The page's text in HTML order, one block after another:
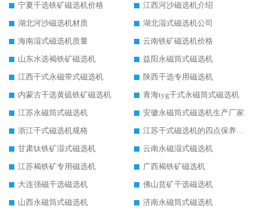
宁夏干选铁矿磁选机价格
江西河沙磁选机介绍
湖北河沙磁选机材质
湖北湿式磁选机公司
海南湿式磁选机质量
云南铁矿磁选机价格
山东水选褐铁矿磁选机
益阳永磁筒式磁选机
江西干式永磁带式磁选机
陕西干选专用磁选机
内蒙古干选黄硫铁矿磁选机
青海tyg干式永磁筒式磁选机
江苏永磁筒式磁选机
安徽永磁筒式磁选机生产厂家
浙江干式磁选机规格
江苏干式磁选机的四点保养秘籍
甘肃钛铁矿湿式磁选机
云南永磁湿式磁选机
江苏褐铁矿专用磁选机
广西褐铁矿磁选机
大连强磁干选磁选机
佛山贫矿干选磁选机
山西永磁筒式磁选机
济南永磁筒式磁选机